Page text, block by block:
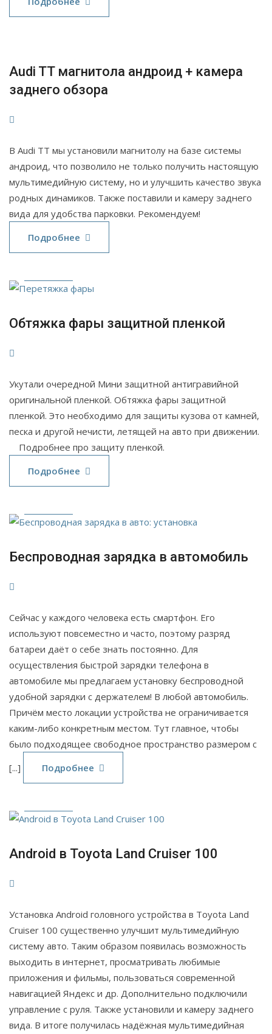
2022
Audi TT магнитола андроид + камера
заднего обзора
В Audi TT мы установили магнитолу на базе системы
андроид, что позволило не только получить настоящую
мультимедийную систему, но и улучшить качество звука
родных динамиков. Также поставили и камеру заднего
вида для удобства парковки. Рекомендуем!
Подробнее
02
Мар
Обтяжка фары защитной пленкой
Укутали очередной Мини защитной антигравийной
оригинальной пленкой. Обтяжка фары защитной
пленкой. Это необходимо для защиты кузова от камней,
песка и другой нечисти, летящей на авто при движении.
Подробнее про защиту пленкой.
Подробнее
25
Окт
Беспроводная зарядка в автомобиль
Сейчас у каждого человека есть смартфон. Его
используют повсеместно и часто, поэтому разряд
батареи даёт о себе знать постоянно. Для
осуществления быстрой зарядки телефона в
автомобиле мы предлагаем установку беспроводной
удобной зарядки с держателем! В любой автомобиль.
Причём место локации устройства не ограничивается
каким-либо конкретным местом. Тут главное, чтобы
было подходящее свободное пространство размером с
[...]
Подробнее
21
Сен
Android в Toyota Land Cruiser 100
Установка Android головного устройства в Toyota Land
Cruiser 100 существенно улучшит мультимедийную
систему авто. Таким образом появилась возможность
выходить в интернет, просматривать любимые
приложения и фильмы, пользоваться современной
навигацией Яндекс и др. Дополнительно подключили
управление с руля. Также установили и камеру заднего
вида. В итоге получилась надёжная мультимедийная